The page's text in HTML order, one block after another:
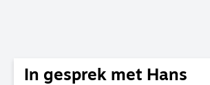
In gesprek met Hans